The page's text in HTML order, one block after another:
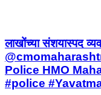
लाखोंच्या संशयास्पद
Police HMO
#police